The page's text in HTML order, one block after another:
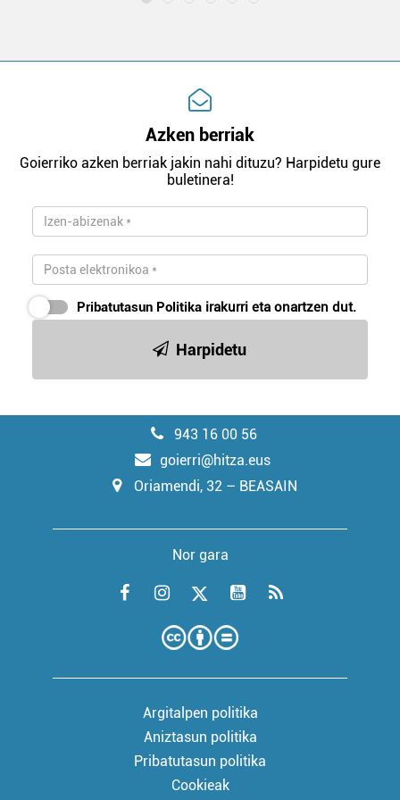
Azken berriak
Goierriko azken berriak jakin nahi dituzu? Harpidetu gure
buletinera!
Pribatutasun Politika irakurri eta onartzen dut.
Harpidetu
943 16 00 56
goierri@hitza.eus
Oriamendi, 32 – BEASAIN
Nor gara
Argitalpen politika
Aniztasun politika
Pribatutasun politika
Cookieak